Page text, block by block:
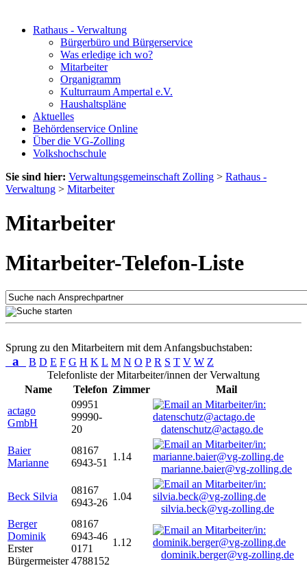
Rathaus - Verwaltung
Bürgerbüro und Bürgerservice
Was erledige ich wo?
Mitarbeiter
Organigramm
Kulturraum Ampertal e.V.
Haushaltspläne
Aktuelles
Behördenservice Online
Über die VG-Zolling
Volkshochschule
Sie sind hier: Verwaltungsgemeinschaft Zolling > Rathaus -
Verwaltung > Mitarbeiter
Mitarbeiter
Mitarbeiter-Telefon-Liste
Sprung zu den Mitarbeitern mit dem Anfangsbuchstaben:
a B D E F G H K L M N O P R S T V W Z
Telefonliste der Mitarbeiter/innen der Verwaltung
Name
Telefon Zimmer
Mail
actago
GmbH
09951
99990-
20
datenschutz@actago.de
Baier
Marianne
08167
6943-51
1.14
marianne.baier@vg-zolling.de
Beck Silvia
08167
6943-26
1.04
silvia.beck@vg-zolling.de
Berger
Dominik
Erster
Bürgermeister
08167
6943-46
0171
4788152
1.12
dominik.berger@vg-zolling.de